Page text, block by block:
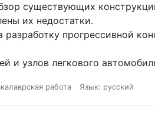
существующих
их недостатки.
прогрессивной
и узлов легкового
работа Язык: русский